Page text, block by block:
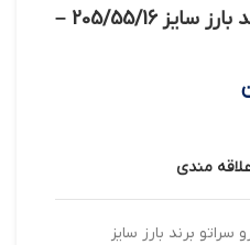
لاستیک خودرو سراتو برند بارز سایز 205/55/16 –
مندی
سراتو برند بارز سایز